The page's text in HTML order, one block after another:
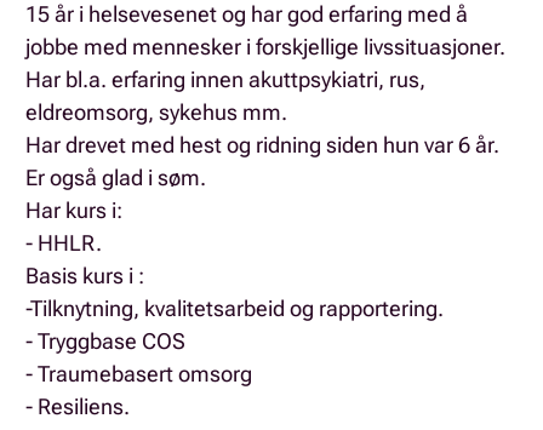
15 år i helsevesenet og har god erfaring med å
jobbe med mennesker i forskjellige livssituasjoner.
Har bl.a. erfaring innen akuttpsykiatri, rus,
eldreomsorg, sykehus mm.
Har drevet med hest og ridning siden hun var 6 år.
Er også glad i søm.
Har kurs i:
- HHLR.
Basis kurs i :
-Tilknytning, kvalitetsarbeid og rapportering.
- Tryggbase COS
- Traumebasert omsorg
- Resiliens.